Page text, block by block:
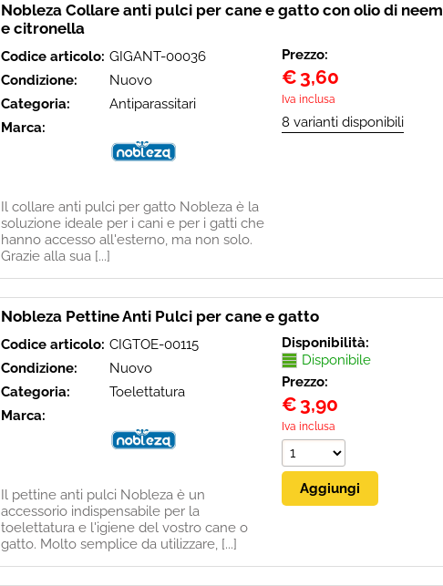
Nobleza Collare anti pulci per cane e gatto con olio di neem
e citronella
Codice articolo: GIGANT-00036
Condizione:
Nuovo
Categoria:
Antiparassitari
Marca:
Il collare anti pulci per gatto Nobleza è la
soluzione ideale per i cani e per i gatti che
hanno accesso all'esterno, ma non solo.
Grazie alla sua [...]
Prezzo:
€ 3,60
Iva inclusa
Nobleza Pettine Anti Pulci per cane e gatto
Codice articolo: CIGTOE-00115
Condizione:
Nuovo
Categoria:
Toelettatura
Marca:
Il pettine anti pulci Nobleza è un
accessorio indispensabile per la
toelettatura e l'igiene del vostro cane o
gatto. Molto semplice da utilizzare, [...]
Disponibilità:
Disponibile
Prezzo:
€ 3,90
Iva inclusa